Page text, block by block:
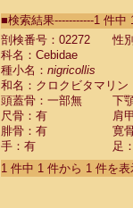
Cebidae
Cebidae
Cebidae
Cebidae
Cebidae
Cebidae
Cebidae
Cebidae
Cebidae
Cebidae
■検索結果-----------1 件中
剖検番号：02272
性
科名：Cebidae
種小名： nigricollis
和名：クロクビタマリン
頭蓋骨：一部無
下
尺骨：有
肩
腓骨：有
寛
手：有
足
1 件中 1 件から 1 件を表